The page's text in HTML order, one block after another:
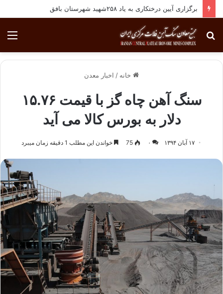
برگزاری آیین درختکاری به یاد ۲۵۸شهید شهرستان بافق
جستجو
برای
خانه / اخبار معدن
سنگ آهن چاه گز با قیمت ۱۵.۷۶
دلار به بورس کالا می آید
۱۷ آبان ۱۳۹۴ ۰ 75 خواندن این مطلب 1 دقیقه زمان میبرد